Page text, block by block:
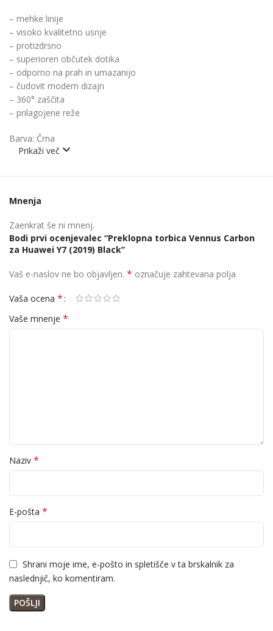
– mehke linije
– visoko kvalitetno usnje
– protizdrsno
– superioren občutek dotika
– odporno na prah in umazanijo
– čudovit modern dizajn
– 360° zaščita
– prilagojene reže
Barva: Črna
Prikaži več
Mnenja
Zaenkrat še ni mnenj.
Bodi prvi ocenjevalec “Preklopna torbica Vennus Carbon
za Huawei Y7 (2019) Black”
Vaš e-naslov ne bo objavljen. * označuje zahtevana polja
Vaša ocena *
Vaše mnenje *
Naziv *
E-pošta *
Shrani moje ime, e-pošto in spletišče v ta brskalnik za
naslednjič, ko komentiram.